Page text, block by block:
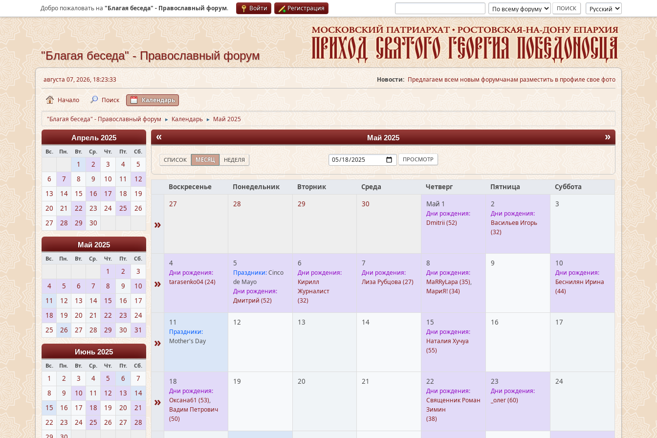
Добро пожаловать на "Благая беседа" - Православный форум. Войти Регистрация
"Благая беседа" - Православный форум
августа 07, 2026, 18:23:33 Новости: Предлагаем всем новым форумчанам разместить в профиле свое фото
Начало Поиск Календарь
"Благая беседа" - Православный форум ► Календарь ► Май 2025
Апрель 2025
Вс. Пн. Вт. Ср. Чт. Пт. Сб.
1 2 3 4
5
6
7 8 9 10 11
12
13
14 15 16 17 18
19
20
21 22 23 24 25
26
27
28 29 30
Май 2025
Вс. Пн. Вт. Ср. Чт. Пт. Сб.
1 2
3
4
5 6 7 8 9
10
11
12 13 14 15 16
17
18
19 20 21 22 23
24
25
26 27 28 29 30 31
Июнь 2025
Вс. Пн. Вт. Ср. Чт. Пт. Сб.
1 2 3 4 5 6
7
8
9 10 11 12 13
14
15
16 17 18 19 20
21
22
23 24 25 26 27
28
« »
Май 2025
СПИСОК МЕСЯЦ НЕДЕЛЯ
Воскресенье Понедельник Вторник Среда Четверг Пятница Суббота
»
27 28 29 30 Май 1
Дни рождения:
Dmitrii (52)
2
Дни рождения:
Васильев Игорь
(32)
3
»
4
Дни рождения:
tarasenko04(24)
5
Праздники:Cinco
de Mayo
Дни рождения:
Дмитрий (52)
6
Дни рождения:
Кирилл
Журналист
(32)
7
Дни рождения:
Лиза Рубцова (27)
8
Дни рождения:
MaRRyLapa (35),
МариЯ!(34)
9 10
Дни рождения:
Беснилян Ирина
(44)
»
11
Праздники:
Mother's Day
12 13 14 15
Дни рождения:
Наталия Хучуа
(55)
16 17
»
18
Дни рождения:
Оксана61 (53),
Вадим Петрович
(50)
19 20 21 22
Дни рождения:
Священник Роман
Зимин
(38)
23
Дни рождения:
_олег(60)
24